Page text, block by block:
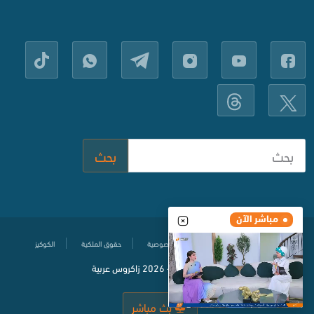
مباشر الآن
بحث
مركز المساعدة سياسة حماية الخصوصية حقوق الملكية الكوكيز
© جميع الحقوق محفوظة2020- 2026 زاكروس عربية
بث مباشر